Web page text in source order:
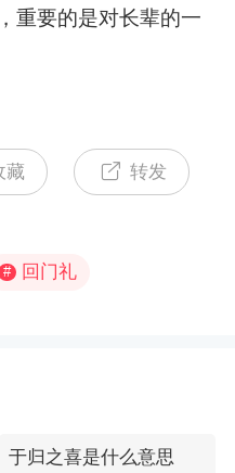
重要的是对长辈的一
藏 转发
# 回门礼
于归之喜是什么意思